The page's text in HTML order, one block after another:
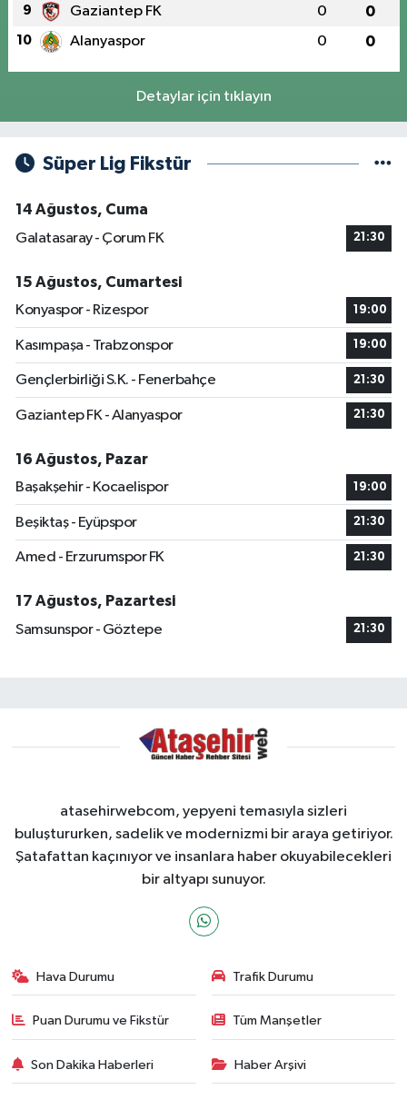
9 Gaziantep FK 0 0
10 Alanyaspor 0 0
Detaylar için tıklayın
Süper Lig Fikstür
14 Ağustos, Cuma
Galatasaray - Çorum FK
21:30
15 Ağustos, Cumartesi
Konyaspor - Rizespor
19:00
Kasımpaşa - Trabzonspor 19:00
Gençlerbirliği S.K. - Fenerbahçe 21:30
Gaziantep FK - Alanyaspor 21:30
16 Ağustos, Pazar
Başakşehir - Kocaelispor
19:00
Beşiktaş - Eyüpspor 21:30
Amed - Erzurumspor FK 21:30
17 Ağustos, Pazartesi
Samsunspor - Göztepe
21:30
atasehirwebcom, yepyeni temasıyla sizleri
buluştururken, sadelik ve modernizmi bir araya getiriyor.
Şatafattan kaçınıyor ve insanlara haber okuyabilecekleri
bir altyapı sunuyor.
Hava Durumu Trafik Durumu
Puan Durumu ve Fikstür Tüm Manşetler
Son Dakika Haberleri Haber Arşivi